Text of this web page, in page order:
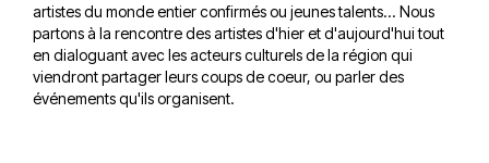
artistes du monde entier confirmés ou jeunes talents... Nous
partons à la rencontre des artistes d'hier et d'aujourd'hui tout
en dialoguant avec les acteurs culturels de la région qui
viendront partager leurs coups de coeur, ou parler des
événements qu'ils organisent.